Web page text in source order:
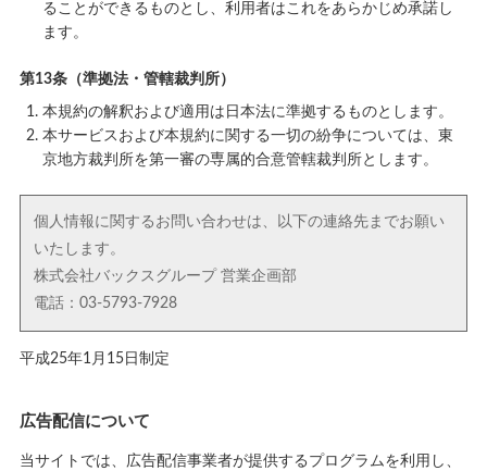
ることができるものとし、利用者はこれをあらかじめ承諾し
ます。
第13条（準拠法・管轄裁判所）
本規約の解釈および適用は日本法に準拠するものとします。
本サービスおよび本規約に関する一切の紛争については、東
京地方裁判所を第一審の専属的合意管轄裁判所とします。
個人情報に関するお問い合わせは、以下の連絡先までお願い
いたします。
株式会社バックスグループ 営業企画部
電話：03-5793-7928
平成25年1月15日制定
広告配信について
当サイトでは、広告配信事業者が提供するプログラムを利用し、